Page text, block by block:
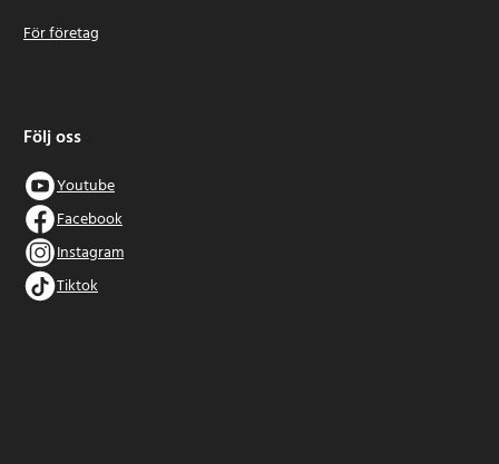
För företag
Följ oss
Youtube
Facebook
Instagram
Tiktok